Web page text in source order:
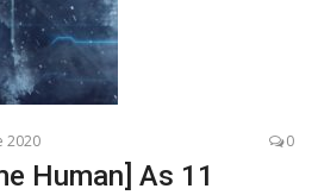
2020 0
Human] As 11